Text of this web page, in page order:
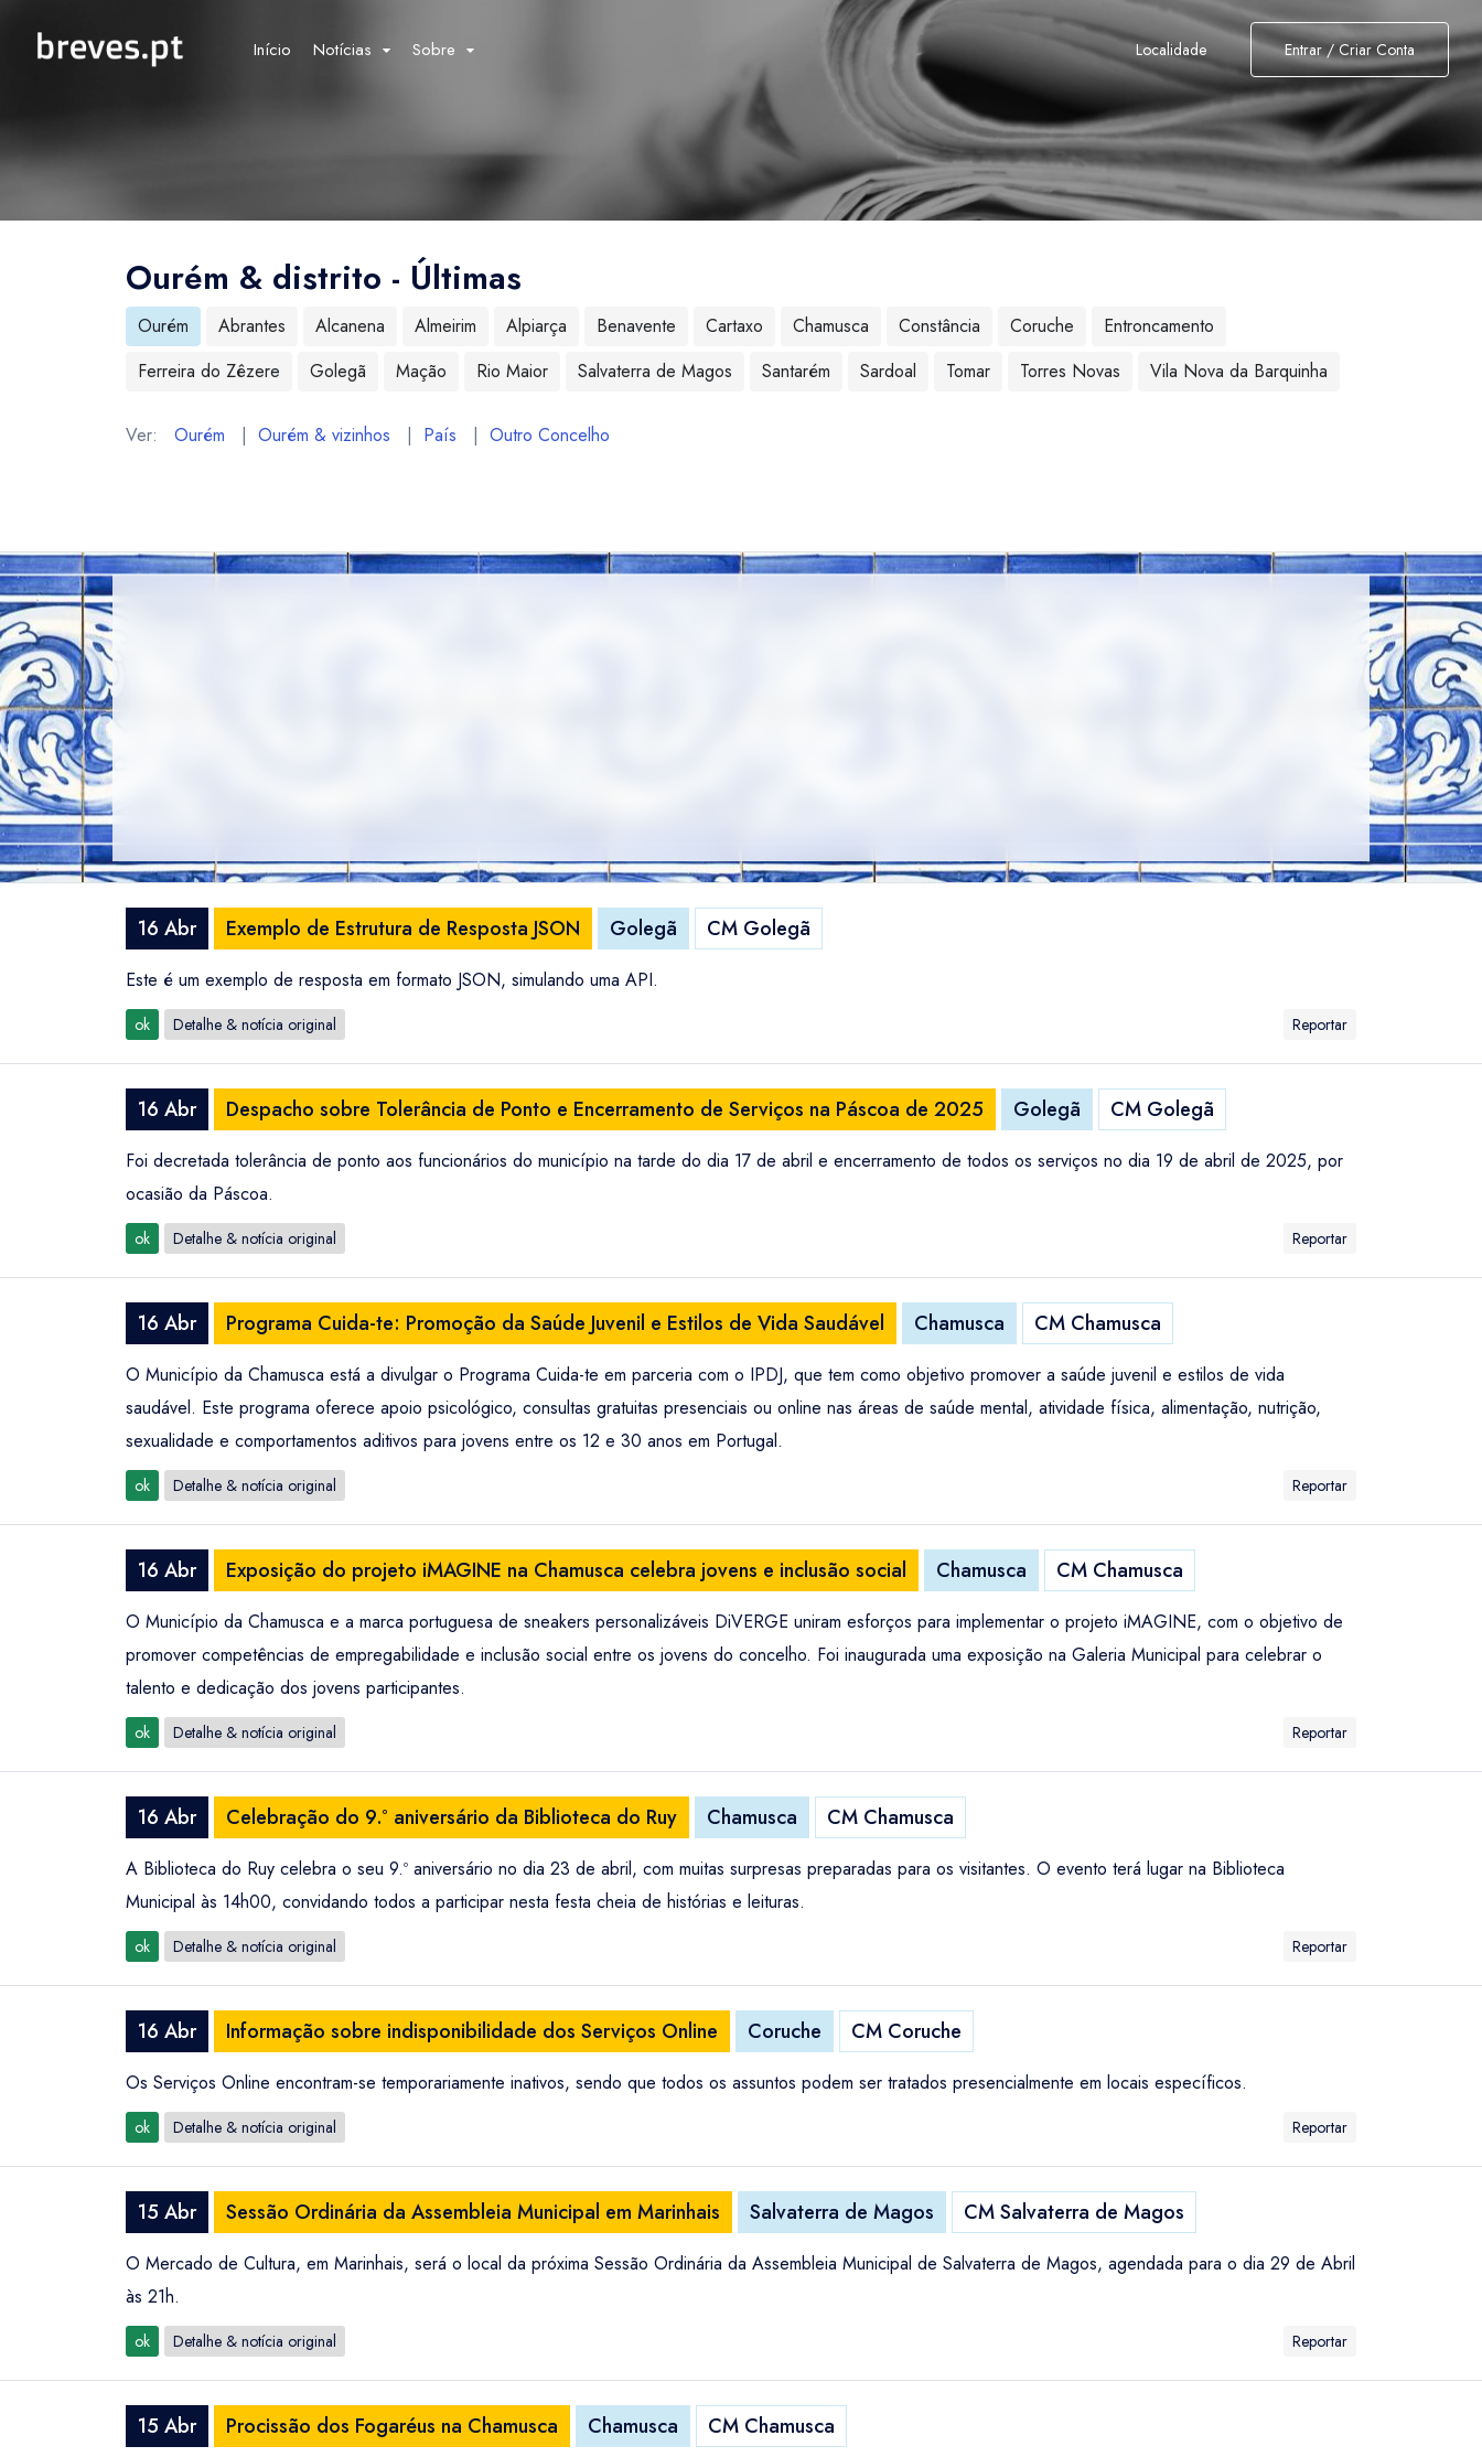
Início Notícias Sobre Localidade Entrar / Criar Conta
Ourém & distrito - Últimas
Ourém Abrantes Alcanena Almeirim Alpiarça Benavente Cartaxo Chamusca Constância Coruche
Entroncamento
Ferreira do Zêzere
Golegã Mação Rio Maior Salvaterra de Magos Santarém Sardoal Tomar Torres Novas Vila Nova da Barquinha
Ver: Ourém | Ourém & vizinhos | País | Outro Concelho
16 Abr Exemplo de Estrutura de Resposta JSON Golegã CM Golegã
Este é um exemplo de resposta em formato JSON, simulando uma API.
ok Detalhe & notícia original Reportar
16 Abr Despacho sobre Tolerância de Ponto e Encerramento de Serviços na Páscoa de 2025 Golegã CM Golegã
Foi decretada tolerância de ponto aos funcionários do município na tarde do dia 17 de abril e encerramento de todos os serviços no dia 19 de abril de 2025, por
ocasião da Páscoa.
ok Detalhe & notícia original Reportar
16 Abr Programa Cuida-te: Promoção da Saúde Juvenil e Estilos de Vida Saudável Chamusca CM Chamusca
O Município da Chamusca está a divulgar o Programa Cuida-te em parceria com o IPDJ, que tem como objetivo promover a saúde juvenil e estilos de vida
saudável. Este programa oferece apoio psicológico, consultas gratuitas presenciais ou online nas áreas de saúde mental, atividade física, alimentação, nutrição,
sexualidade e comportamentos aditivos para jovens entre os 12 e 30 anos em Portugal.
ok Detalhe & notícia original Reportar
16 Abr Exposição do projeto iMAGINE na Chamusca celebra jovens e inclusão social Chamusca CM Chamusca
O Município da Chamusca e a marca portuguesa de sneakers personalizáveis DiVERGE uniram esforços para implementar o projeto iMAGINE, com o objetivo de
promover competências de empregabilidade e inclusão social entre os jovens do concelho. Foi inaugurada uma exposição na Galeria Municipal para celebrar o
talento e dedicação dos jovens participantes.
ok Detalhe & notícia original Reportar
16 Abr Celebração do 9.º aniversário da Biblioteca do Ruy Chamusca CM Chamusca
A Biblioteca do Ruy celebra o seu 9.º aniversário no dia 23 de abril, com muitas surpresas preparadas para os visitantes. O evento terá lugar na Biblioteca
Municipal às 14h00, convidando todos a participar nesta festa cheia de histórias e leituras.
ok Detalhe & notícia original Reportar
16 Abr Informação sobre indisponibilidade dos Serviços Online Coruche CM Coruche
Os Serviços Online encontram-se temporariamente inativos, sendo que todos os assuntos podem ser tratados presencialmente em locais específicos.
ok Detalhe & notícia original Reportar
15 Abr Sessão Ordinária da Assembleia Municipal em Marinhais Salvaterra de Magos CM Salvaterra de Magos
O Mercado de Cultura, em Marinhais, será o local da próxima Sessão Ordinária da Assembleia Municipal de Salvaterra de Magos, agendada para o dia 29 de Abril
às 21h.
ok Detalhe & notícia original Reportar
15 Abr Procissão dos Fogaréus na Chamusca Chamusca CM Chamusca